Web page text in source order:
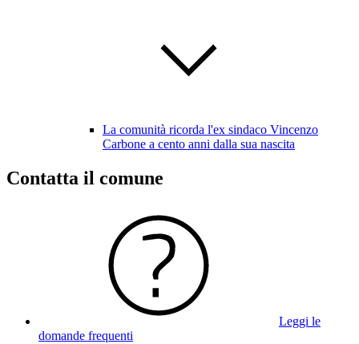
La comunità ricorda l'ex sindaco Vincenzo
Carbone a cento anni dalla sua nascita
Contatta il comune
Leggi le
domande frequenti